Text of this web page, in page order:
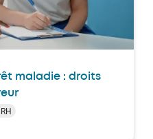
maladie : droits